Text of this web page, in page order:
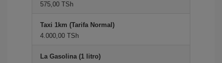
575,00 TSh
Taxi 1km (Tarifa Normal)
4.000,00 TSh
La Gasolina (1 litro)